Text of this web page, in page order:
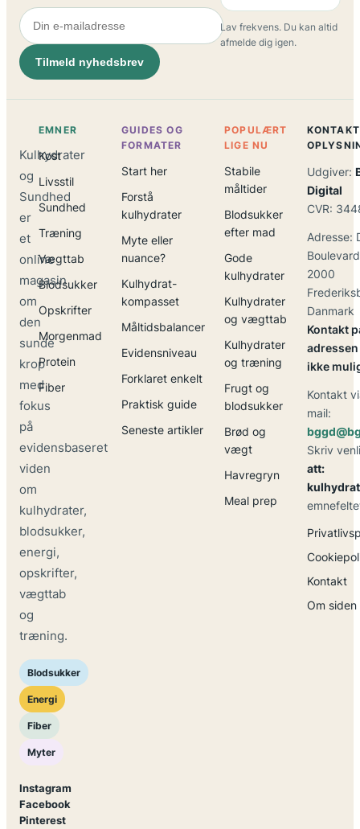
Tilmeld nyhedsbrev
Lav frekvens. Du kan altid
afmelde dig igen.
Kulhydrater
og
Sundhed
er
et
online
magasin
om
den
sunde
krop
med
fokus
på
evidensbaseret
viden
om
kulhydrater,
blodsukker,
energi,
opskrifter,
vægttab
og
træning.
Blodsukker
Energi
Fiber
Myter
Instagram
Facebook
Pinterest
EMNER
Kost
Livsstil
Sundhed
Træning
Vægttab
Blodsukker
Opskrifter
Morgenmad
Protein
Fiber
GUIDES OG
FORMATER
Start her
Forstå
kulhydrater
Myte eller
nuance?
Kulhydrat-
kompasset
Måltidsbalancer
Evidensniveau
Forklaret enkelt
Praktisk guide
Seneste artikler
POPULÆRT
LIGE NU
Stabile
måltider
Blodsukker
efter mad
Gode
kulhydrater
Kulhydrater
og vægttab
Kulhydrater
og træning
Frugt og
blodsukker
Brød og
vægt
Havregryn
Meal prep
Udgiver:
Digital
CVR:
Adresse:
2000
Danmark
Kontakt
adressen
ikke
Kontakt
mail:
Skriv
att:
Kontakt
Om siden